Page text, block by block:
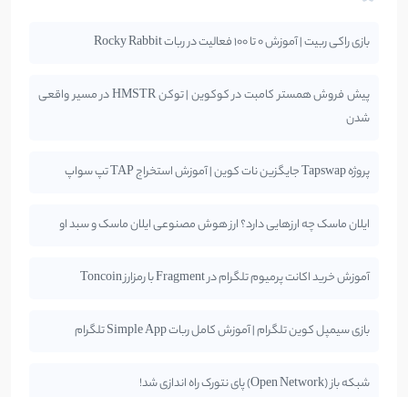
بازی راکی ربیت | آموزش 0 تا 100 فعالیت در ربات Rocky Rabbit
پیش فروش همستر کامبت در کوکوین | توکن HMSTR در مسیر واقعی
شدن
پروژه Tapswap جایگزین نات کوین | آموزش استخراج TAP تپ سواپ
ایلان ماسک چه ارزهایی دارد؟ ارز هوش مصنوعی ایلان ماسک و سبد او
آموزش خرید اکانت پرمیوم تلگرام در Fragment با رمزارز Toncoin
بازی سیمپل کوین تلگرام | آموزش کامل ربات Simple App تلگرام
شبکه باز (Open Network) پای نتورک راه اندازی شد!